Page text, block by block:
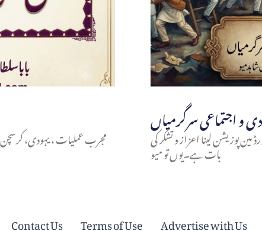
مجرب عملیات ، یہودی، کرسچن مین پوزیشن لینا اعزاز و تشکر کی
بات ہے۔یوں تو میو
Contact Us Terms of Use Advertise with Us